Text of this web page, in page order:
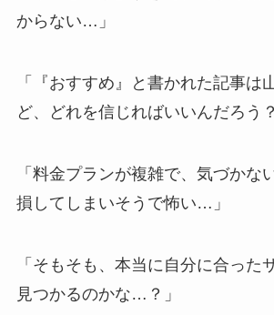
からない…」
「『おすすめ』と書かれた記事は
ど、どれを信じればいいんだろう？
「料金プランが複雑で、気づかな
損してしまいそうで怖い…」
「そもそも、本当に自分に合った
見つかるのかな…？」